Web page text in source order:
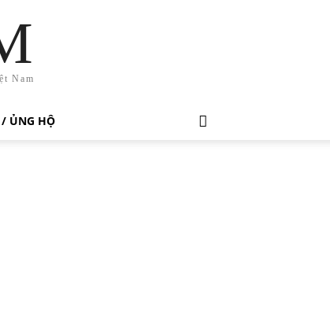
Nam
/ ỦNG HỘ